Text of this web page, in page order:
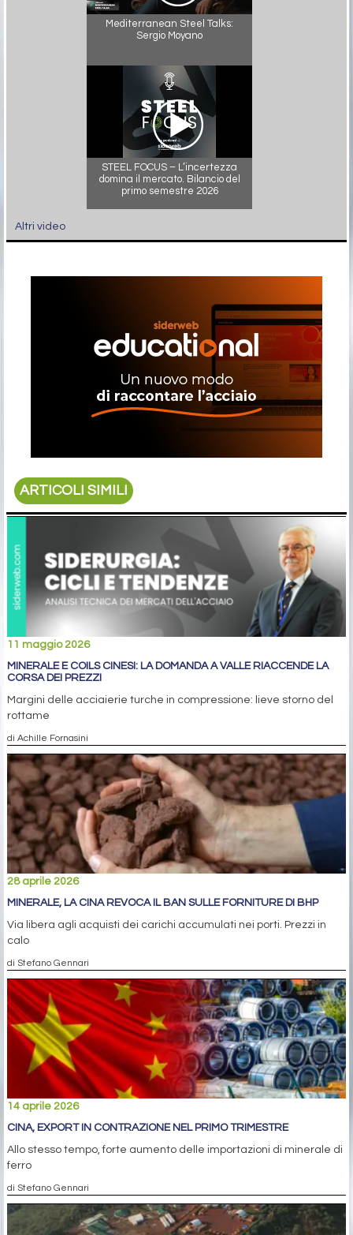
Mediterranean Steel Talks:
Sergio Moyano
STEEL FOCUS – L’incertezza
domina il mercato. Bilancio del
primo semestre 2026
Altri video
ARTICOLI SIMILI
11 maggio 2026
MINERALE E COILS CINESI: LA DOMANDA A VALLE RIACCENDE LA
CORSA DEI PREZZI
Margini delle acciaierie turche in compressione: lieve storno del
rottame
di Achille Fornasini
28 aprile 2026
MINERALE, LA CINA REVOCA IL BAN SULLE FORNITURE DI BHP
Via libera agli acquisti dei carichi accumulati nei porti. Prezzi in
calo
di Stefano Gennari
14 aprile 2026
CINA, EXPORT IN CONTRAZIONE NEL PRIMO TRIMESTRE
Allo stesso tempo, forte aumento delle importazioni di minerale di
ferro
di Stefano Gennari